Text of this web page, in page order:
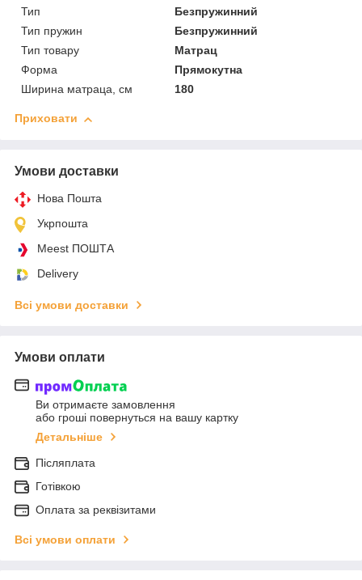
Тип
Безпружинний
Тип пружин
Безпружинний
Тип товару
Матрац
Форма
Прямокутна
Ширина матраца, см
180
Приховати
Умови доставки
Нова Пошта
Укрпошта
Meest ПОШТА
Delivery
Всі умови доставки
Умови оплати
Ви отримаєте замовлення
або гроші повернуться на вашу картку
Детальніше
Післяплата
Готівкою
Оплата за реквізитами
Всі умови оплати